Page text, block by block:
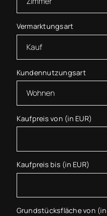
Vermarktungsart
Kundennutzungsart
Kaufpreis von (in EUR)
Kaufpreis bis (in EUR)
Grundstücksfläche von (in